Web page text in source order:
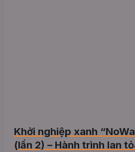
Khởi nghiệp xanh
(lần 2) – Hành trình lan